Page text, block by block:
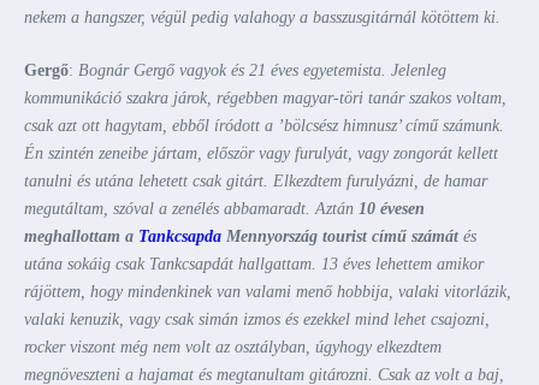
nekem a hangszer, végül pedig valahogy a basszusgitárnál kötöttem ki.
Gergő: Bognár Gergő vagyok és 21 éves egyetemista. Jelenleg
kommunikáció szakra járok, régebben magyar-töri tanár szakos voltam,
csak azt ott hagytam, ebből íródott a ’bölcsész himnusz’ című számunk.
Én szintén zeneibe jártam, először vagy furulyát, vagy zongorát kellett
tanulni és utána lehetett csak gitárt. Elkezdtem furulyázni, de hamar
megutáltam, szóval a zenélés abbamaradt. Aztán 10 évesen
meghallottam a Tankcsapda Mennyország tourist című számát és
utána sokáig csak Tankcsapdát hallgattam. 13 éves lehettem amikor
rájöttem, hogy mindenkinek van valami menő hobbija, valaki vitorlázik,
valaki kenuzik, vagy csak simán izmos és ezekkel mind lehet csajozni,
rocker viszont még nem volt az osztályban, úgyhogy elkezdtem
megnöveszteni a hajamat és megtanultam gitározni. Csak az volt a baj,